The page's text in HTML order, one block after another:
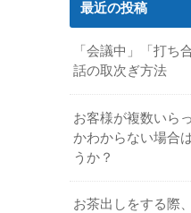
最近の投稿
「会議中」「打ち
話の取次ぎ方法
お客様が複数いら
かわからない場合
うか？
お茶出しをする際